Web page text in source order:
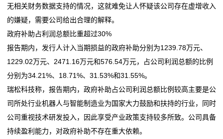
无相关财务数据支持的情况，这就难免让人怀疑该公司存在虚增收入
的嫌疑，需要公司给出合理的解释。
政府补助占利润总额比重超过30%
报告期内，发行人计入当期损益的政府补助分别为1239.78万元、
1229.02万元、2471.16万元和576.54万元，占公司利润总额的比例
分别为34.21%、18.71%、31.53%和31.55%。
瑞松科技称，报告期内，政府补助占公司利润总额比例较高主要是公
司所处行业机器人与智能制造业为国家大力鼓励和扶持的行业，同时
公司重视技术研发投入，因此享受产业政策支持较多所致。公司具备
持续盈利能力，对政府补助不存在重大依赖。